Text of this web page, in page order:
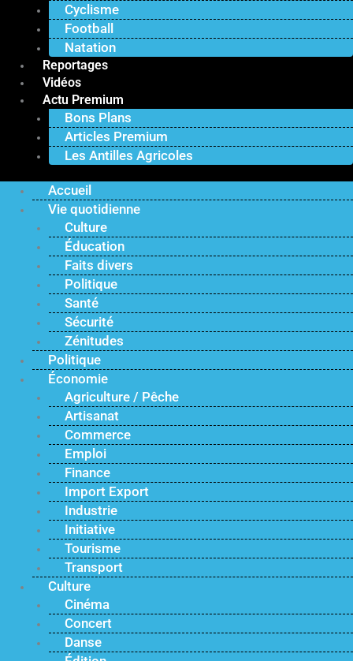
Cyclisme
Football
Natation
Reportages
Vidéos
Actu Premium
Bons Plans
Articles Premium
Les Antilles Agricoles
Accueil
Vie quotidienne
Culture
Éducation
Faits divers
Politique
Santé
Sécurité
Zénitudes
Politique
Économie
Agriculture / Pêche
Artisanat
Commerce
Emploi
Finance
Import Export
Industrie
Initiative
Tourisme
Transport
Culture
Cinéma
Concert
Danse